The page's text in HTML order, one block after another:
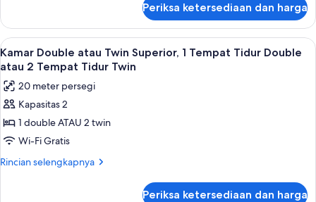
Tempat
Tidur
Double
atau
2
Tempat
Tidur
Twin
Kamar
Double
atau
Twin
Tempat
Double
atau
Tempat
Periksa ketersediaan dan harga
Lihat
semua
foto
untuk
Kamar
Double
atau
Twin
Kamar Double atau Twin Superior, 1
6
Kamar Double atau Twin Superior, 1 Tempat Tidur Double
atau 2 Tempat Tidur Twin
20 meter persegi
Kapasitas 2
1 double ATAU 2 twin
Wi-Fi Gratis
Rincian selengkapnya
Rincian
Periksa ketersediaan dan harga